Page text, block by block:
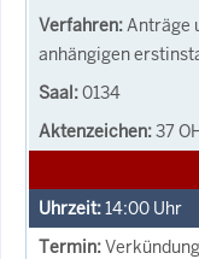
Anträge
anhängigen
0134
37
14:00 Uhr